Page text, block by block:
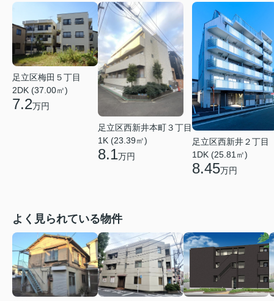
足立区梅田５丁目
2DK (37.00㎡)
7.2万円
足立区西新井本町３丁目
1K (23.39㎡)
8.1万円
足立区西新井２丁目
1DK (25.81㎡)
8.45万円
よく見られている物件